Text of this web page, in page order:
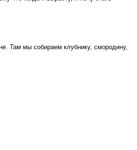
Там мы собираем клубнику, смородину,